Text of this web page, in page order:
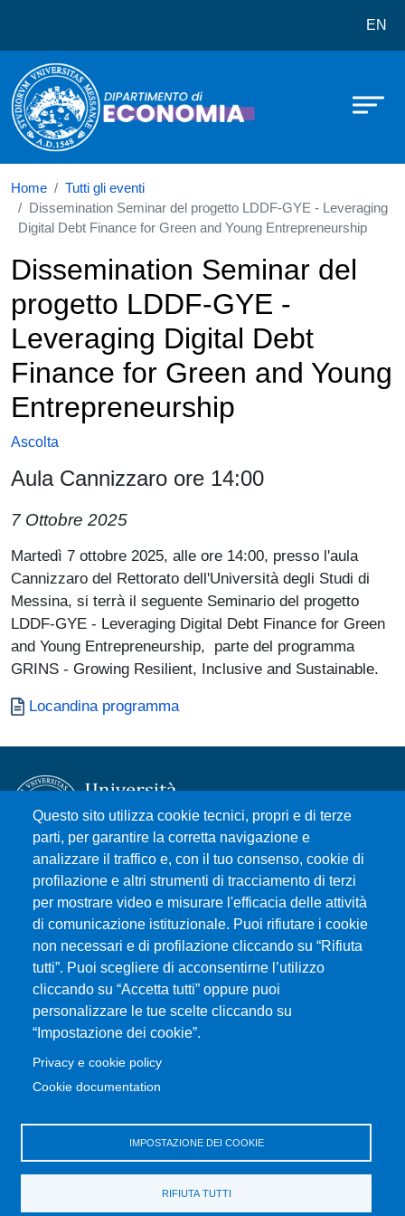
EN
Home
Tutti gli eventi
Dissemination Seminar del progetto LDDF-GYE - Leveraging
Digital Debt Finance for Green and Young Entrepreneurship
Dissemination Seminar del
progetto LDDF-GYE -
Leveraging Digital Debt
Finance for Green and Young
Entrepreneurship
Ascolta
Aula Cannizzaro ore 14:00
7 Ottobre 2025
Martedì 7 ottobre 2025, alle ore 14:00, presso l'aula
Cannizzaro del Rettorato dell'Università degli Studi di
Messina, si terrà il seguente Seminario del progetto
LDDF-GYE - Leveraging Digital Debt Finance for Green
and Young Entrepreneurship, parte del programma
GRINS - Growing Resilient, Inclusive and Sustainable.
Documento
Locandina programma
Questo sito utilizza cookie tecnici, propri e di terze
parti, per garantire la corretta navigazione e
analizzare il traffico e, con il tuo consenso, cookie di
profilazione e altri strumenti di tracciamento di terzi
per mostrare video e misurare l'efficacia delle attività
di comunicazione istituzionale. Puoi rifiutare i cookie
non necessari e di profilazione cliccando su “Rifiuta
tutti”. Puoi scegliere di acconsentirne l’utilizzo
cliccando su “Accetta tutti” oppure puoi
personalizzare le tue scelte cliccando su
“Impostazione dei cookie”.
Privacy e cookie policy
Cookie documentation
IMPOSTAZIONE DEI COOKIE
RIFIUTA TUTTI
Università degli Studi di Messina
Piazza Pugliatti, 1 - 98122 Messina
Cod. Fiscale 80004070837
P.IVA 00724160833
Centralino: 090 676 1
MENÙ SOCIAL
MENÙ FOOTER 1
Accessibilità
Privacy e cookie policy
MENÙ FOOTER 2
Amministrazione trasparente